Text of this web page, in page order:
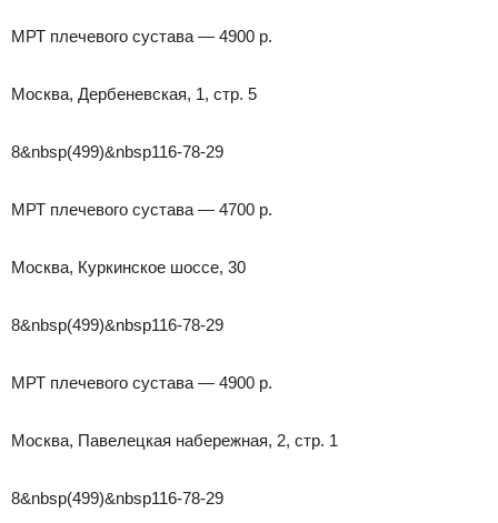
МРТ плечевого сустава — 4900 р.
Москва, Дербеневская, 1, стр. 5
8&nbsp(499)&nbsp116-78-29
МРТ плечевого сустава — 4700 р.
Москва, Куркинское шоссе, 30
8&nbsp(499)&nbsp116-78-29
МРТ плечевого сустава — 4900 р.
Москва, Павелецкая набережная, 2, стр. 1
8&nbsp(499)&nbsp116-78-29